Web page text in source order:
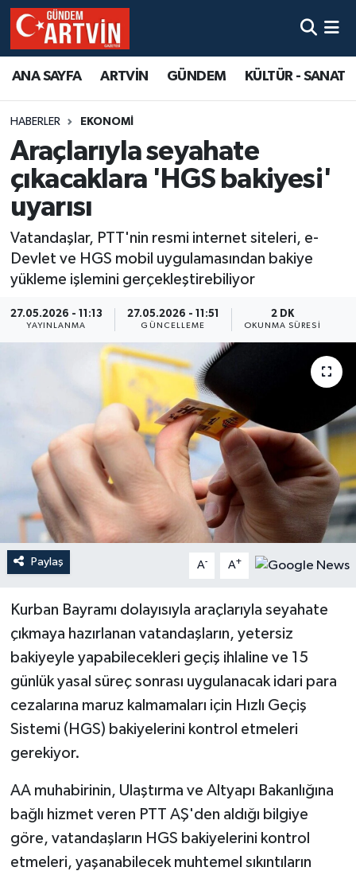
ANA SAYFA ARTVİN GÜNDEM KÜLTÜR - SANAT
HABERLER EKONOMİ
Araçlarıyla seyahate
çıkacaklara 'HGS bakiyesi'
uyarısı
Vatandaşlar, PTT'nin resmi internet siteleri, e-
Devlet ve HGS mobil uygulamasından bakiye
yükleme işlemini gerçekleştirebiliyor
27.05.2026 - 11:13
YAYINLANMA
27.05.2026 - 11:51
GÜNCELLEME
2 DK
OKUNMA SÜRESI
Paylaş A- A+
Kurban Bayramı dolayısıyla araçlarıyla seyahate
çıkmaya hazırlanan vatandaşların, yetersiz
bakiyeyle yapabilecekleri geçiş ihlaline ve 15
günlük yasal süreç sonrası uygulanacak idari para
cezalarına maruz kalmamaları için Hızlı Geçiş
Sistemi (HGS) bakiyelerini kontrol etmeleri
gerekiyor.
AA muhabirinin, Ulaştırma ve Altyapı Bakanlığına
bağlı hizmet veren PTT AŞ'den aldığı bilgiye
göre, vatandaşların HGS bakiyelerini kontrol
etmeleri, yaşanabilecek muhtemel sıkıntıların